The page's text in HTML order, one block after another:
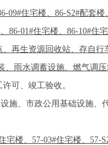
09#住宅楼、86-S2#配
86-01#住宅楼、86-10#
再生资源回收站、存自
、雨水调蓄设施、燃气调
可、竣工验收。
施、市政公用基础设施、
楼、57-03#住宅楼、